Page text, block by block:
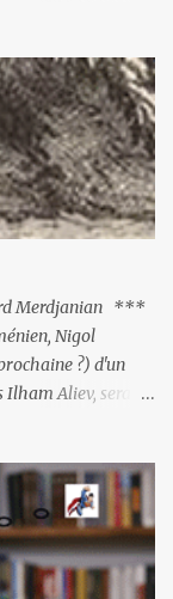
certains sur la
Merdjanian ***
Nigol
?) d'un
Aliev, serait
ne sont
avec le
la chute de
nomme «
l'ont précédés ne